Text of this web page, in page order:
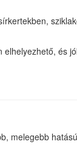
elhelyezhető, és jól
melegebb